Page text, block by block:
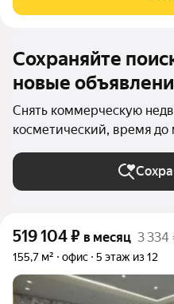
серверная/кухня, три санузла.
Сохраняйте
новые
Снять коммерческую
косметический, время до
пешком в Москве и МО
519 104₽ в месяц 3 334
155,7 м² офис 5 этаж из 12